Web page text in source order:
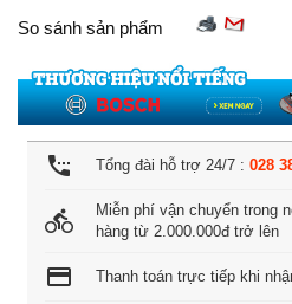
So sánh sản phẩm
settings_phone Tổng đài hỗ trợ 24/7 : 028
directions_bike
Miễn phí vận chuyển trong
hàng từ 2.000.000đ trở lên
credit_card Thanh toán trực tiếp khi